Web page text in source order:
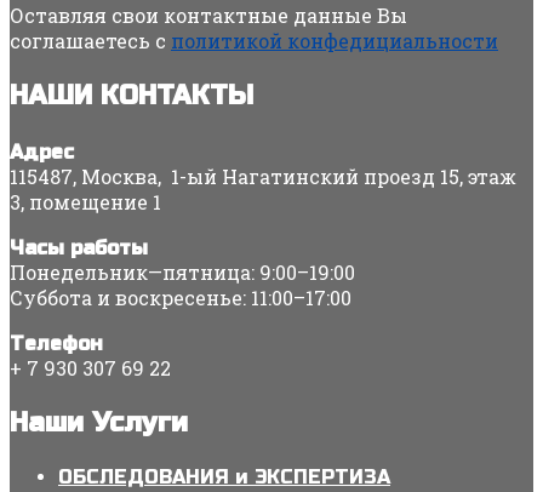
Оставляя свои контактные данные Вы
соглашаетесь с политикой конфедициальности
НАШИ КОНТАКТЫ
Адрес
115487, Москва, 1-ый Нагатинский проезд 15, этаж
3, помещение 1
Часы работы
Понедельник—пятница: 9:00–19:00
Суббота и воскресенье: 11:00–17:00
Телефон
+ 7 930 307 69 22
Наши Услуги
ОБСЛЕДОВАНИЯ и ЭКСПЕРТИЗА